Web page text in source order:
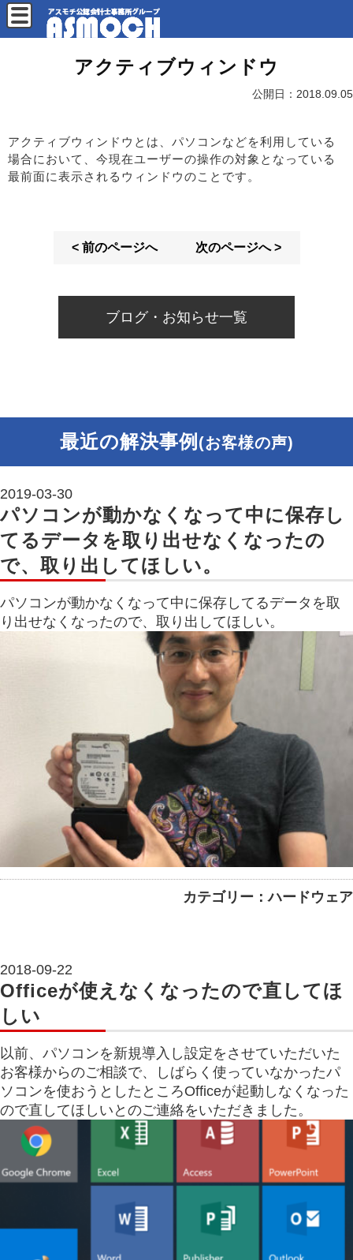
アクティブウィンドウ
公開日： 2018.09.05
アクティブウィンドウとは、パソコンなどを利用している
場合において、今現在ユーザーの操作の対象となっている
最前面に表示されるウィンドウのことです。
< 前のページへ 次のページへ >
ブログ・お知らせ一覧
最近の解決事例 (お客様の声)
2019-03-30
パソコンが動かなくなって中に保存し
てるデータを取り出せなくなったの
で、取り出してほしい。
パソコンが動かなくなって中に保存してるデータを取
り出せなくなったので、取り出してほしい。
カテゴリー：ハードウェア
2018-09-22
Officeが使えなくなったので直してほ
しい
以前、パソコンを新規導入し設定をさせていただいた
お客様からのご相談で、しばらく使っていなかったパ
ソコンを使おうとしたところOfficeが起動しなくなった
ので直してほしいとのご連絡をいただきました。